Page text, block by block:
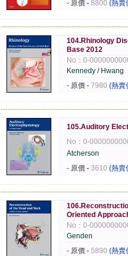
- 原價 - 8800 (熱賣
104.Rhinology
Base 2012
No：0-
Kennedy / Hwang
- 原價 - 7980 (熱賣
105.Auditory
No：0-
Atcherson
- 原價 - 3610 (熱賣
Oriented
No：0-
Genden
- 原價 - 5890 (熱賣